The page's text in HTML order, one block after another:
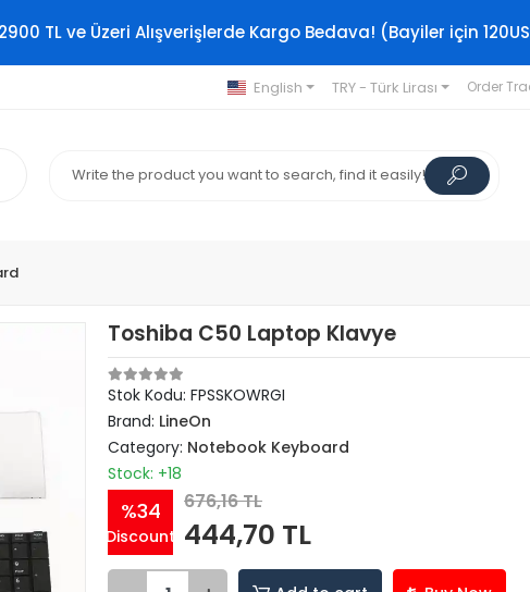
2900 TL ve Üzeri Alışverişlerde Kargo Bedava! (Bayiler için
English TRY - Türk Lirası Order
Toshiba C50 Laptop Klavye
Stok Kodu: FPSSKOWRGI
Brand: LineOn
Category: Notebook Keyboard
Stock: +18
%34
Discount
676,16 TL
444,70 TL